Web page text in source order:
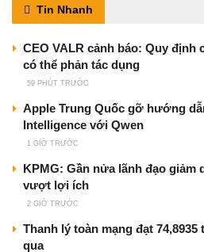
Tin Nhanh
CEO VALR cảnh báo: Quy định
có thể phản tác dụng
59 PHÚT TRƯỚC
Apple Trung Quốc gỡ hướng
Intelligence với Qwen
1 GIỜ TRƯỚC
KPMG: Gần nửa lãnh đạo giảm
vượt lợi ích
2 GIỜ TRƯỚC
Thanh lý toàn mạng đạt
qua